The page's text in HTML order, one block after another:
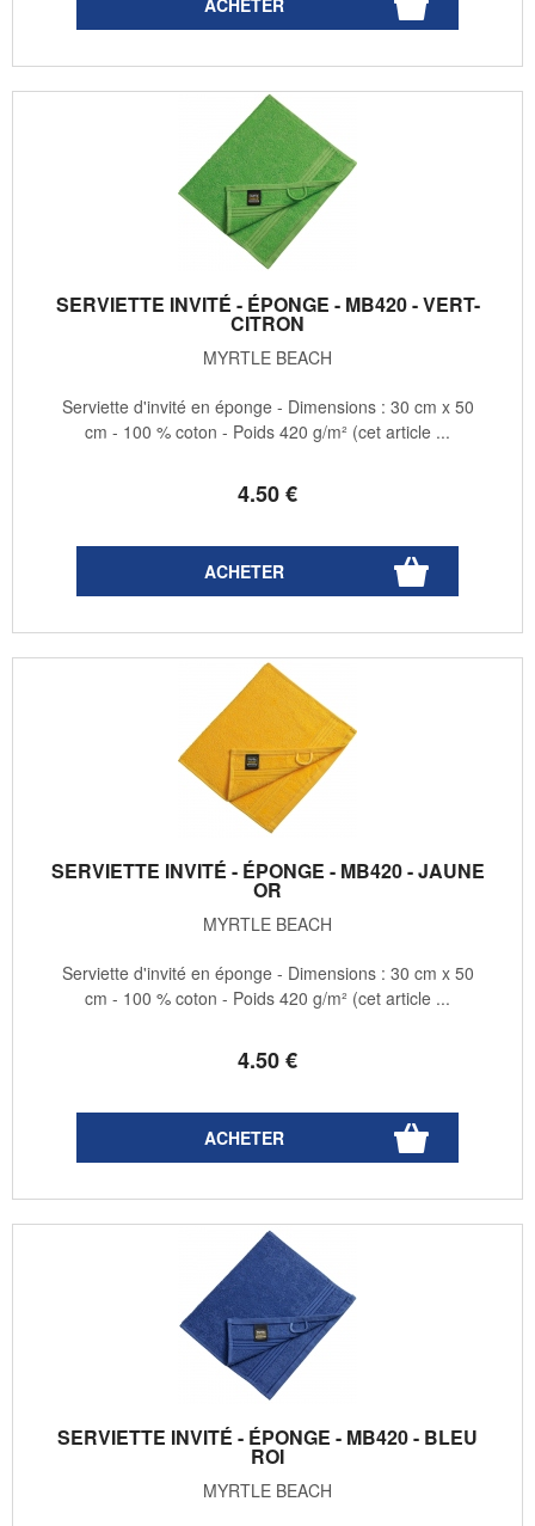
SERVIETTE INVITÉ - ÉPONGE - MB420 - VERT-
CITRON
MYRTLE BEACH
4.50€
Serviette d'invité en éponge - Dimensions : 30 cm x 50
cm - 100 % coton - Poids 420 g/m² (cet article ...
SERVIETTE INVITÉ - ÉPONGE - MB420 - JAUNE
OR
MYRTLE BEACH
4.50€
Serviette d'invité en éponge - Dimensions : 30 cm x 50
cm - 100 % coton - Poids 420 g/m² (cet article ...
SERVIETTE INVITÉ - ÉPONGE - MB420 - BLEU
ROI
MYRTLE BEACH